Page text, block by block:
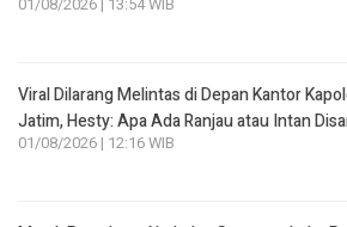
01/08/2026 | 13:54 WIB
Viral Dilarang Melintas di Depan Kantor
Jatim, Hesty: Apa Ada Ranjau atau Intan
01/08/2026 | 12:16 WIB